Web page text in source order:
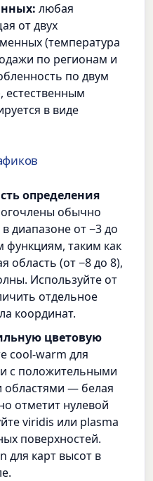
любая
от двух
(температура
по регионам и
по двум
естественным
в виде
определения
обычно
диапазоне от −3 до
таким как
область (от −8 до 8),
Используйте от
отдельное
координат.
цветовую
cool-warm для
с положительными
— белая
отметит нулевой
viridis или plasma
поверхностей.
для карт высот в